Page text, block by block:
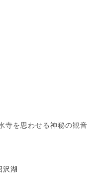
寺を思わせる神秘の観音
沢湖